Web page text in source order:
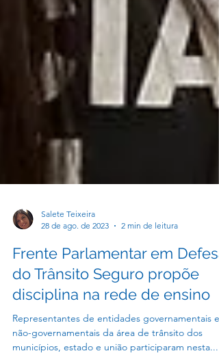
28 de ago. de 2023
2 min de leitura
Frente Parlamentar em Defesa
do Trânsito Seguro propõe
disciplina na rede de ensino
Representantes de entidades governamentais e